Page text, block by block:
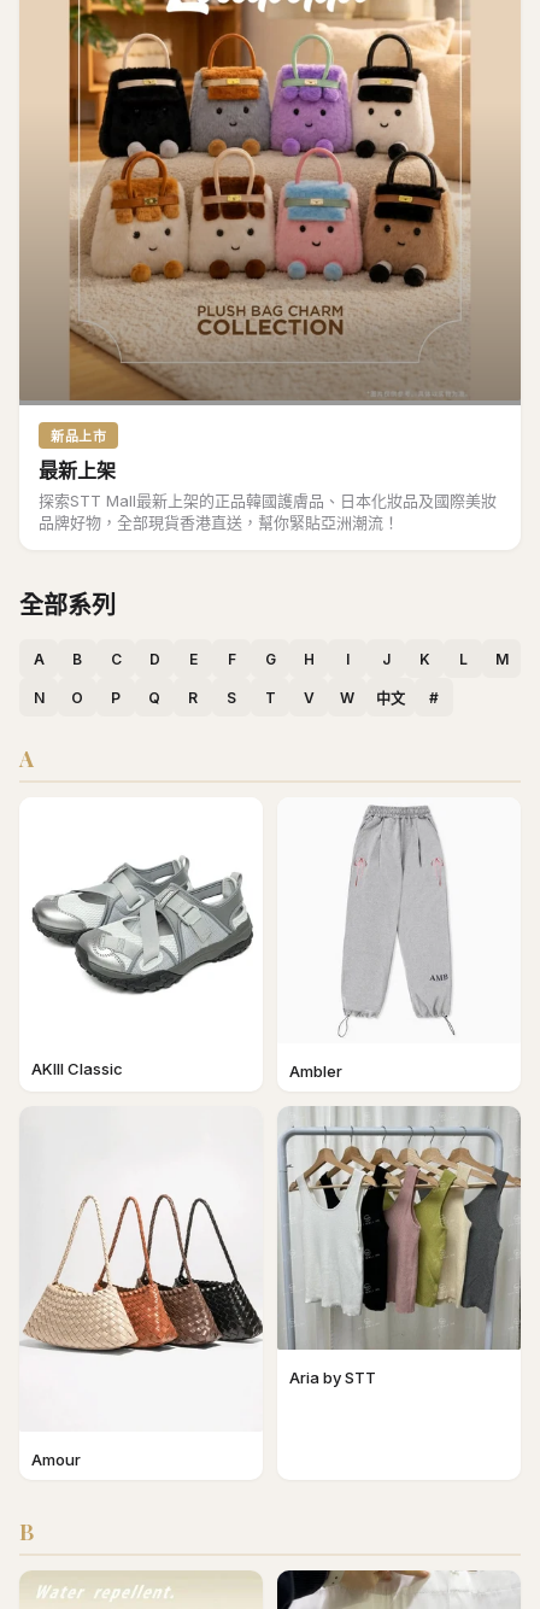
新品上市
最新上架
探索STT Mall最新上架的正品韓國護膚品、日本化妝品及國際美妝
品牌好物，全部現貨香港直送，幫你緊貼亞洲潮流！
全部系列
A B C D E F G H I J K L M
N O P Q R S T V W 中文 #
A
AKIII Classic Ambler
Amour
Aria by STT
B